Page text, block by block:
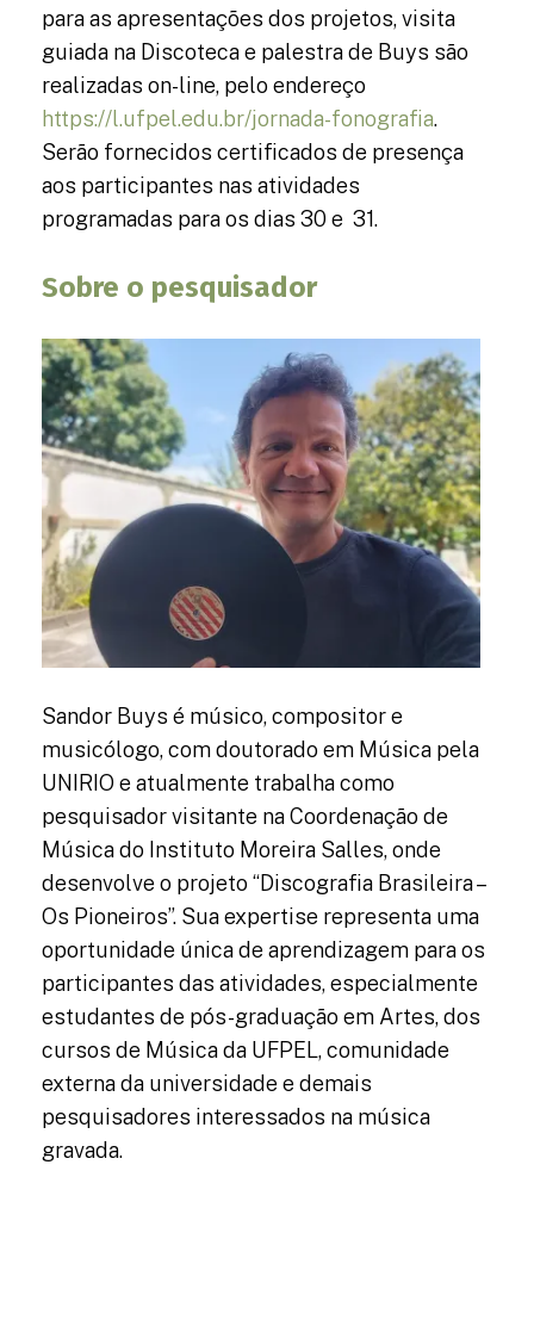
para as apresentações dos projetos, visita
guiada na Discoteca e palestra de Buys são
realizadas on-line, pelo endereço
https://l.ufpel.edu.br/jornada-fonografia.
Serão fornecidos certificados de presença
aos participantes nas atividades
programadas para os dias 30 e 31.
Sobre o pesquisador
Sandor Buys é músico, compositor e
musicólogo, com doutorado em Música pela
UNIRIO e atualmente trabalha como
pesquisador visitante na Coordenação de
Música do Instituto Moreira Salles, onde
desenvolve o projeto “Discografia Brasileira –
Os Pioneiros”. Sua expertise representa uma
oportunidade única de aprendizagem para os
participantes das atividades, especialmente
estudantes de pós-graduação em Artes, dos
cursos de Música da UFPEL, comunidade
externa da universidade e demais
pesquisadores interessados na música
gravada.